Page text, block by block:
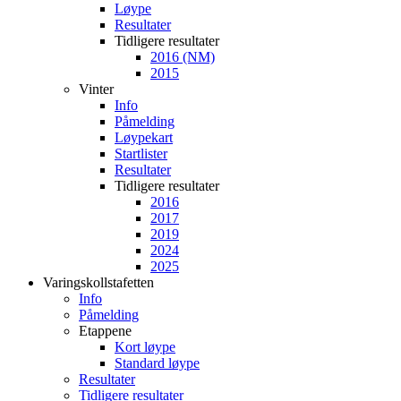
Løype
Resultater
Tidligere resultater
2016 (NM)
2015
Vinter
Info
Påmelding
Løypekart
Startlister
Resultater
Tidligere resultater
2016
2017
2019
2024
2025
Varingskollstafetten
Info
Påmelding
Etappene
Kort løype
Standard løype
Resultater
Tidligere resultater